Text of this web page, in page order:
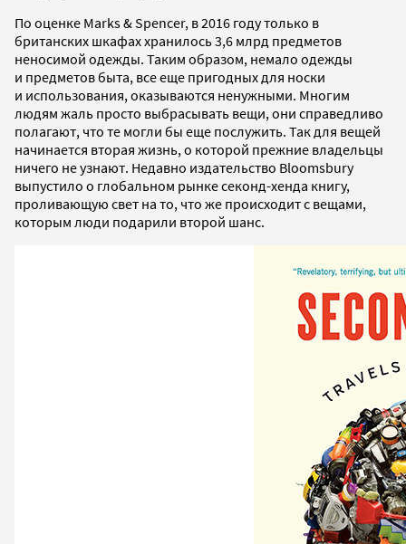
По оценке Marks & Spencer, в 2016 году только в
британских шкафах хранилось 3,6 млрд предметов
неносимой одежды. Таким образом, немало одежды
и предметов быта, все еще пригодных для носки
и использования, оказываются ненужными. Многим
людям жаль просто выбрасывать вещи, они справедливо
полагают, что те могли бы еще послужить. Так для вещей
начинается вторая жизнь, о которой прежние владельцы
ничего не узнают. Недавно издательство Bloomsbury
выпустило о глобальном рынке секонд-хенда книгу,
проливающую свет на то, что же происходит с вещами,
которым люди подарили второй шанс.